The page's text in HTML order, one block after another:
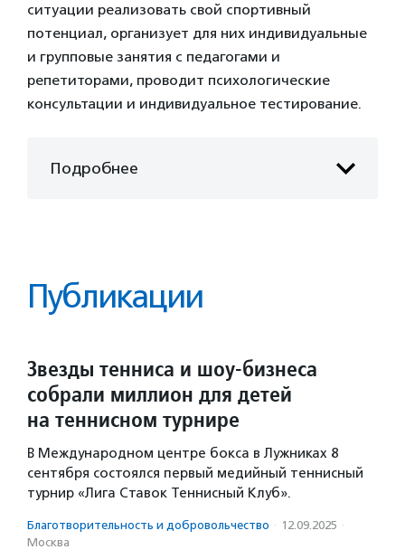
ситуации реализовать свой спортивный
потенциал, организует для них индивидуальные
и групповые занятия с педагогами и
репетиторами, проводит психологические
консультации и индивидуальное тестирование.
Подробнее
Публикации
Звезды тенниса и шоу-бизнеса
собрали миллион для детей
на теннисном турнире
В Международном центре бокса в Лужниках 8
сентября состоялся первый медийный теннисный
турнир «Лига Ставок Теннисный Клуб».
Благотвори­тель­ность и доброволь­чест­во · 12.09.2025 ·
Москва